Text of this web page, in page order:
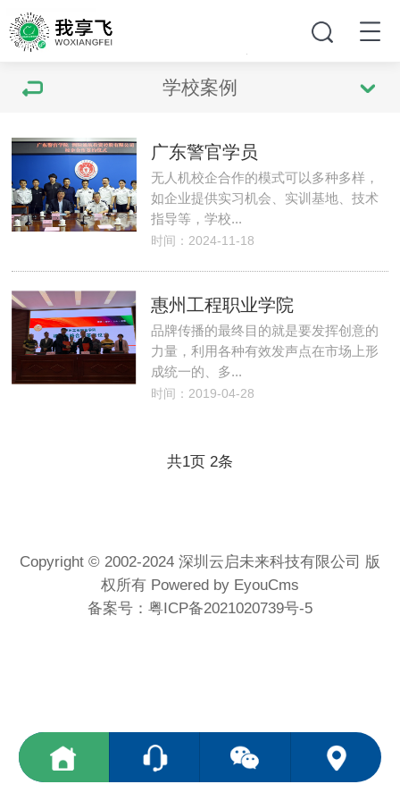
学校案例
广东警官学员
无人机校企合作的模式可以多种多样，
如企业提供实习机会、实训基地、技术
指导等，学校...
时间：2024-11-18
惠州工程职业学院
品牌传播的最终目的就是要发挥创意的
力量，利用各种有效发声点在市场上形
成统一的、多...
时间：2019-04-28
共1页 2条
Copyright © 2002-2024 深圳云启未来科技有限公司 版
权所有 Powered by EyouCms
备案号： 粤ICP备2021020739号-5